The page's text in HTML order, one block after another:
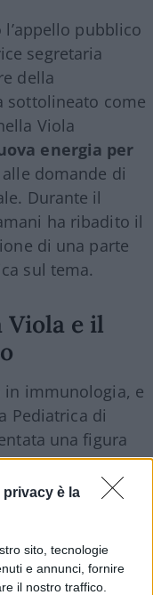
privacy è la
sito, tecnologie
e annunci, fornire
il nostro traffico.
pubblico
segretaria
della
sottolineato come
Viola
energia per
domande di
Durante il
ha ribadito il
di una parte
sul tema.
e il
in immunologia, e
Pediatrica di
una figura
tra le più
19. La sua
rappresentare
del
neppure la